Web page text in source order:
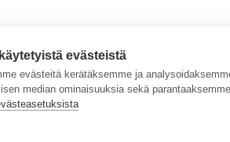
evästeistä
evästeitä kerätäksemme ja
median ominaisuuksia sekä